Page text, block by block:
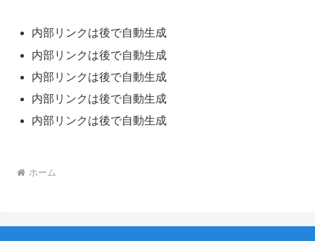
内部リンクは後で自動生成
内部リンクは後で自動生成
内部リンクは後で自動生成
内部リンクは後で自動生成
内部リンクは後で自動生成
ホーム